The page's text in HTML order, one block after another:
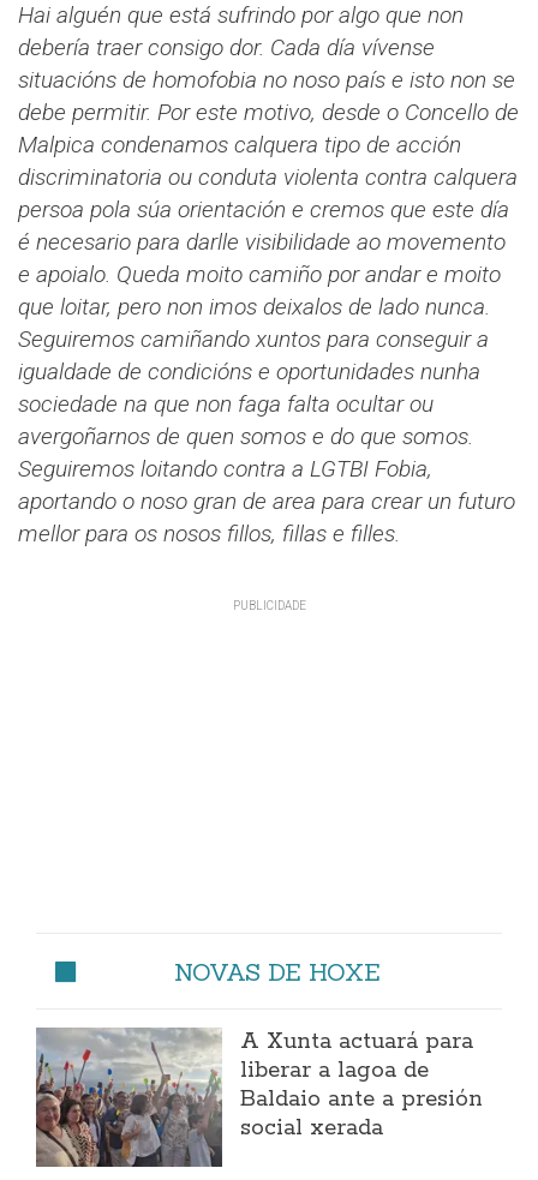
Hai alguén que está sufrindo por algo que non
debería traer consigo dor. Cada día vívense
situacións de homofobia no noso país e isto non se
debe permitir. Por este motivo, desde o Concello de
Malpica condenamos calquera tipo de acción
discriminatoria ou conduta violenta contra calquera
persoa pola súa orientación e cremos que este día
é necesario para darlle visibilidade ao movemento
e apoialo. Queda moito camiño por andar e moito
que loitar, pero non imos deixalos de lado nunca.
Seguiremos camiñando xuntos para conseguir a
igualdade de condicións e oportunidades nunha
sociedade na que non faga falta ocultar ou
avergoñarnos de quen somos e do que somos.
Seguiremos loitando contra a LGTBI Fobia,
aportando o noso gran de area para crear un futuro
mellor para os nosos fillos, fillas e filles.
NOVAS DE HOXE
A Xunta actuará para
liberar a lagoa de
Baldaio ante a presión
social xerada